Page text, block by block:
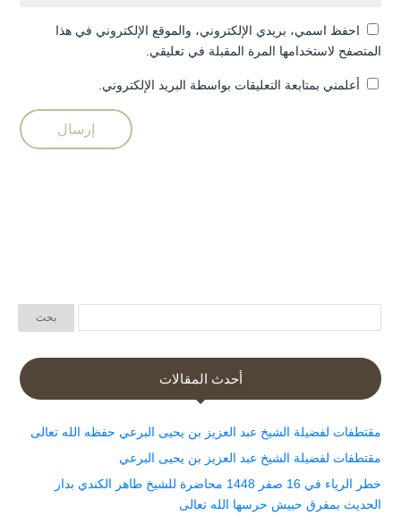
احفظ اسمي، بريدي الإلكتروني، والموقع الإلكتروني في هذا
المتصفح لاستخدامها المرة المقبلة في تعليقي.
أعلمني بمتابعة التعليقات بواسطة البريد الإلكتروني.
أحدث المقالات
مقتطفات لفضيلة الشيخ عبد العزيز بن يحيى البرعي حفظه الله تعالى
مقتطفات لفضيلة الشيخ عبد العزيز بن يحيى البرعي
خطر الرياء في 16 صفر 1448 محاضرة للشيخ طاهر الكندي بدار
الحديث بمفرق حبيش حرسها الله تعالى